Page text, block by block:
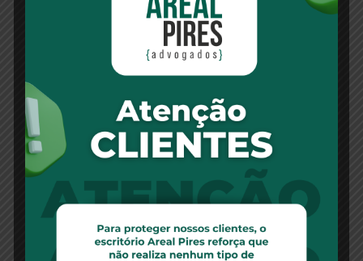
Por manipular informações em juízo,
Gafisa é condenada por litigância de má-
fé – 09/12/2021
Por constatar culpa exclusiva da ré, a 26ª Vara
Cível do
Leia Mais